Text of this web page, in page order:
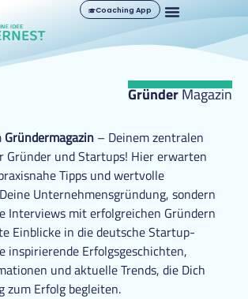
Coaching App
GründerMagazin
Gründermagazin – Deinem zentralen
und Startups! Hier erwarten
Tipps und wertvolle
Unternehmensgründung, sondern
Interviews mit erfolgreichen Gründern
Einblicke in die deutsche Startup-
inspirierende Erfolgsgeschichten,
und aktuelle Trends, die Dich
zum Erfolg begleiten.